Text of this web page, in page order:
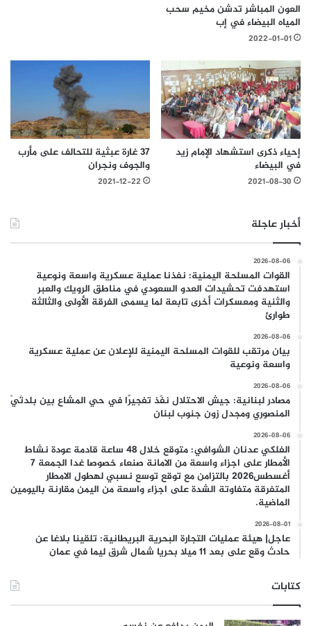
العون المباشر تدشن مخيم سحب
المياه البيضاء في إب
2022-01-01
إحياء ذكرى استشهاد الإمام زيد
في البيضاء
2021-08-30
37 غارة عبثية للتحالف على مأرب
والجوف ونجران
2021-12-22
أخبار عاجلة
2026-08-06
القوات المسلحة اليمنية: نفذنا عملية عسكرية واسعة ونوعية
استهدفت تحشيدات العدو السعودي في مناطق الرويك والعبر
والثنية ومعسكرات أخرى تابعة لما يسمى الفرقة الأولى والثالثة
طوارئ
2026-08-06
بيان مرتقب للقوات المسلحة اليمنية للإعلان عن عملية عسكرية
واسعة ونوعية
2026-08-06
مصادر لبنانية: جيش الاحتلال نفّذ تفجيرًا في حي المشاع بين بلدتَيْ
المنصوري ومجدل زون جنوب لبنان
2026-08-06
الفلكي عدنان الشوافي: متوقع خلال 48 ساعة قادمة عودة نشاط
الأمطار على اجزاء واسعة من الامانة صنعاء خصوصا غدا الجمعة 7
أغسطس2026 بالتزامن مع توقع توسع نسبي لهطول الامطار
المتفرقة متفاوتة الشدة على اجزاء واسعة من اليمن مقارنة باليومين
الماضية.
2026-08-01
عاجل| هيئة عمليات التجارة البحرية البريطانية: تلقينا بلاغا عن
حادث وقع على بعد 11 ميلا بحريا شمال شرق ليما في عمان
كتابات